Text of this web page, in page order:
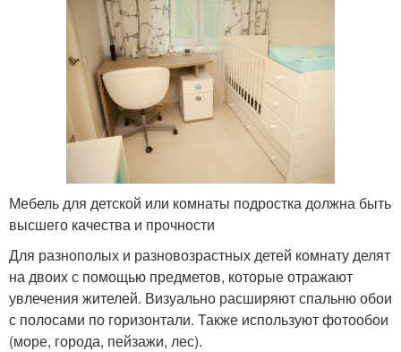
Мебель для детской или комнаты подростка должна быть
высшего качества и прочности
Для разнополых и разновозрастных детей комнату делят
на двоих с помощью предметов, которые отражают
увлечения жителей. Визуально расширяют спальню обои
с полосами по горизонтали. Также используют фотообои
(море, города, пейзажи, лес).